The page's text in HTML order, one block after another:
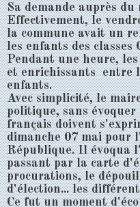
Sa demande auprès
Effectivement, le
la commune avait un
les enfants des classes
Pendant une heure,
et enrichissants entre
enfants.
Avec simplicité, le
politique, sans
français doivent
dimanche 07 mai pour
République. Il évoqua
passant par la carte
procurations, le
d'élection... les
Ce fut un moment